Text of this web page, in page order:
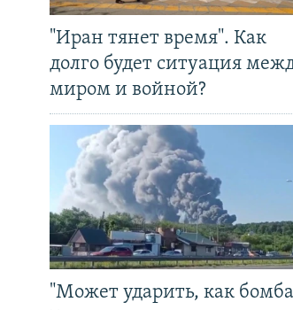
"Иран тянет время". Как
долго будет ситуация
миром и войной?
"Может ударить, как